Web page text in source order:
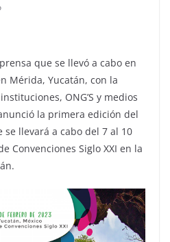
que se llevó a cabo en
Mérida, Yucatán, con la
ONG’S y medios
la primera edición del
llevará a cabo del 7 al 10
Convenciones Siglo XXI en la